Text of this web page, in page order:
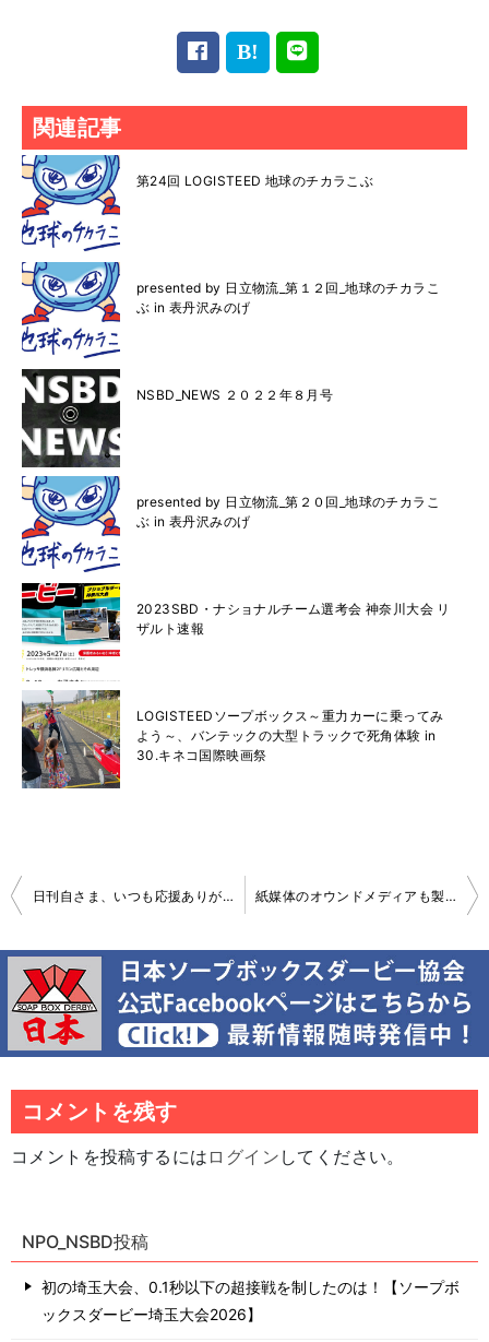
関連記事
第24回 LOGISTEED 地球のチカラこぶ
presented by 日立物流_第１２回_地球のチカラこ
ぶ in 表丹沢みのげ
NSBD_NEWS ２０２２年８月号
presented by 日立物流_第２０回_地球のチカラこ
ぶ in 表丹沢みのげ
2023SBD・ナショナルチーム選考会 神奈川大会 リ
ザルト速報
LOGISTEEDソープボックス～重力カーに乗ってみ
よう～、バンテックの大型トラックで死角体験 in
30.キネコ国際映画祭
投
稿
ビ
ゲ
ー
シ
ョ
日刊自さま、いつも応援ありがとうございます 紙媒体のオウンドメディアも製作中です
コメントを残す
コメントを投稿するには ログイン してください。
NPO_NSBD投稿
初の埼玉大会、0.1秒以下の超接戦を制したのは！【ソープボ
ックスダービー埼玉大会2026】